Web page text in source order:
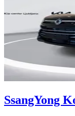
SsangYong